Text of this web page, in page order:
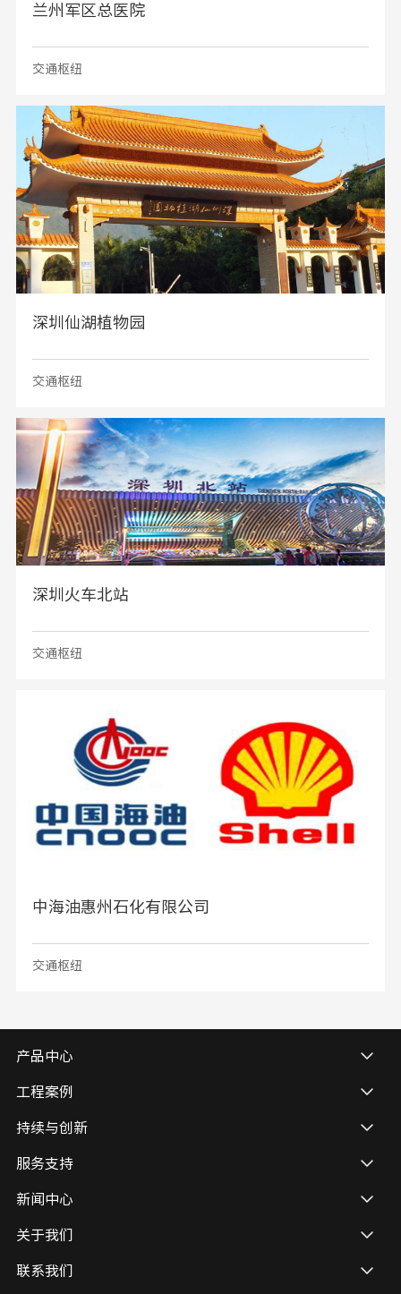
兰州军区总医院
交通枢纽
深圳仙湖植物园
交通枢纽
深圳火车北站
交通枢纽
中海油惠州石化有限公司
交通枢纽
产品中心
工程案例
持续与创新
服务支持
新闻中心
关于我们
联系我们